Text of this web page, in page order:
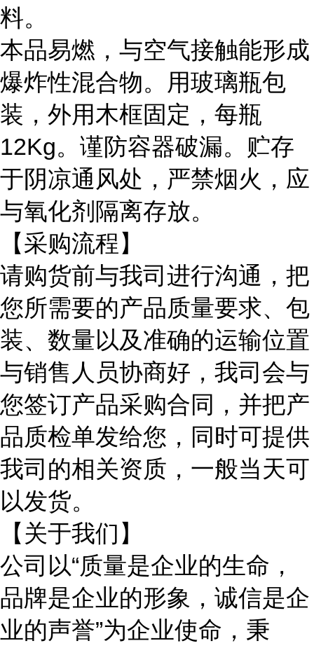
料。
本品易燃，与空气接触能形成
爆炸性混合物。用玻璃瓶包
装，外用木框固定，每瓶
12Kg。谨防容器破漏。贮存
于阴凉通风处，严禁烟火，应
与氧化剂隔离存放。
【采购流程】
请购货前与我司进行沟通，把
您所需要的产品质量要求、包
装、数量以及准确的运输位置
与销售人员协商好，我司会与
您签订产品采购合同，并把产
品质检单发给您，同时可提供
我司的相关资质，一般当天可
以发货。
【关于我们】
公司以“质量是企业的生命，
品牌是企业的形象，诚信是企
业的声誉”为企业使命，秉